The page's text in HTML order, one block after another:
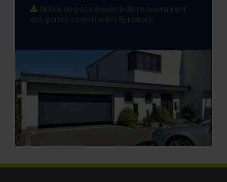
Notice de pose équerre de recouvrement
des portes sectionnelles Euromatic